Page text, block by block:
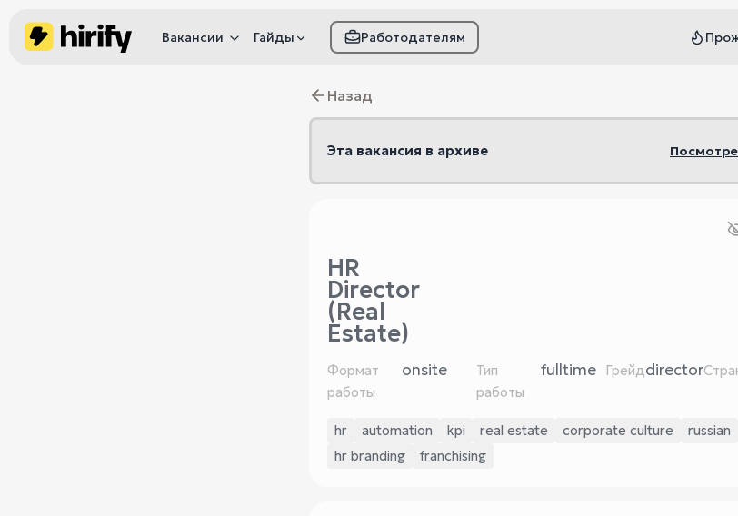
Вакансии Гайды Работодателям
Назад
Эта вакансия в архиве
HR
Director
(Real
Estate)
Формат
работы
onsite
Тип
работы
fulltime Грейдdirector
hr automation kpi real estate corporate culture russian
hr branding
franchising